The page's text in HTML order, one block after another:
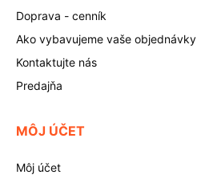
Doprava - cenník
Ako vybavujeme vaše objednávky
Kontaktujte nás
Predajňa
MÔJ ÚČET
Môj účet